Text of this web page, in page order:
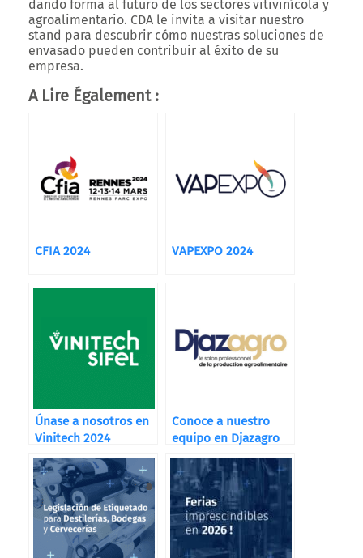
dando forma al futuro de los sectores vitivinícola y
agroalimentario. CDA le invita a visitar nuestro
stand para descubrir cómo nuestras soluciones de
envasado pueden contribuir al éxito de su
empresa.
A Lire Également :
CFIA 2024 VAPEXPO 2024
Únase a nosotros en
Vinitech 2024
Conoce a nuestro
equipo en Djazagro